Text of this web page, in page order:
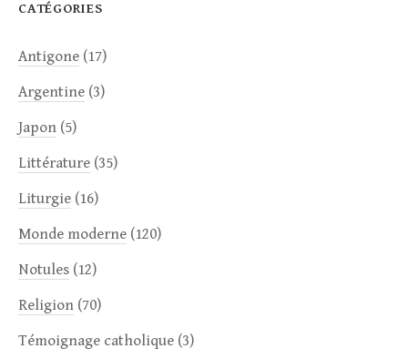
CATÉGORIES
Antigone (17)
Argentine (3)
Japon (5)
Littérature (35)
Liturgie (16)
Monde moderne (120)
Notules (12)
Religion (70)
Témoignage catholique (3)